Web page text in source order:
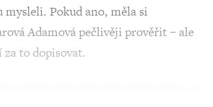
mysleli. Pokud ano, měla si
Adamová pečlivěji prověřit – ale
to dopisovat.